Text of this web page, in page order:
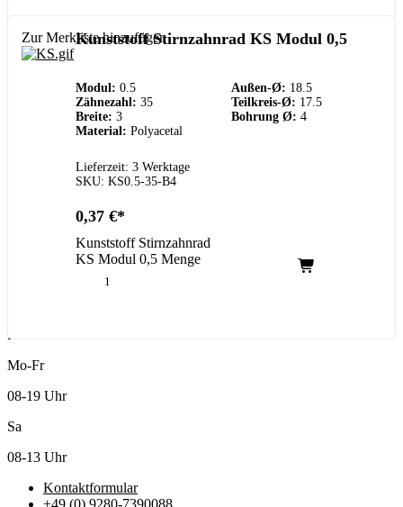
Zur Merkliste hinzufügen
Kunststoff Stirnzahnrad KS Modul 0,5
Modul: 0.5 Außen-Ø: 18.5
Zähnezahl: 35 Teilkreis-Ø: 17.5
Breite: 3 Bohrung Ø: 4
Material: Polyacetal
Lieferzeit: 3 Werktage
SKU: KS0.5-35-B4
0,37 €
Kunststoff Stirnzahnrad
KS Modul 0,5 Menge
Kundenservice
Mo-Fr
08-19 Uhr
Sa
08-13 Uhr
Kontaktformular